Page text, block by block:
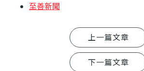
至善新聞
上一篇文章
下一篇文章